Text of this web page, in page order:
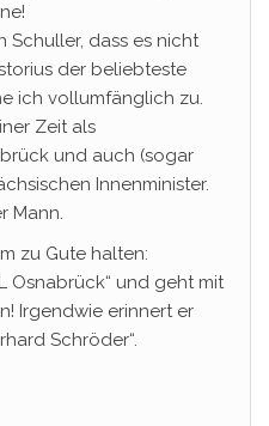
Schuller, dass es nicht
der beliebteste
ich vollumfänglich zu.
Zeit als
und auch (sogar
Innenminister.
Mann.
zu Gute halten:
Osnabrück“ und geht mit
Irgendwie erinnert er
Schröder“.